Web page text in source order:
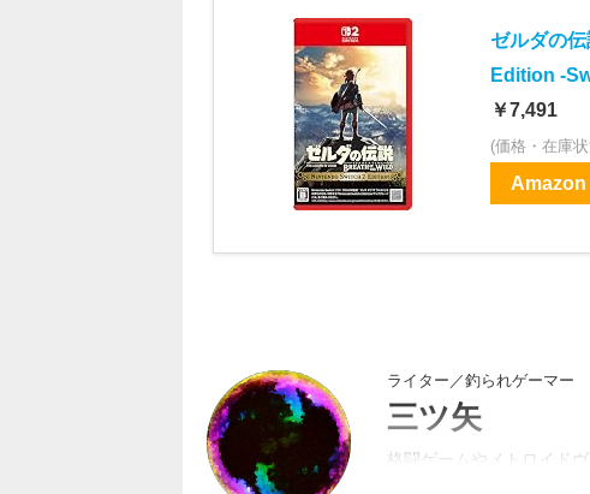
ゼルダの
Edition -
￥7,491
(価格・在庫
Amazon
ライター／釣られゲーマー
三ツ矢
格闘ゲームやメトロイド
紳士向けバナー画像によ